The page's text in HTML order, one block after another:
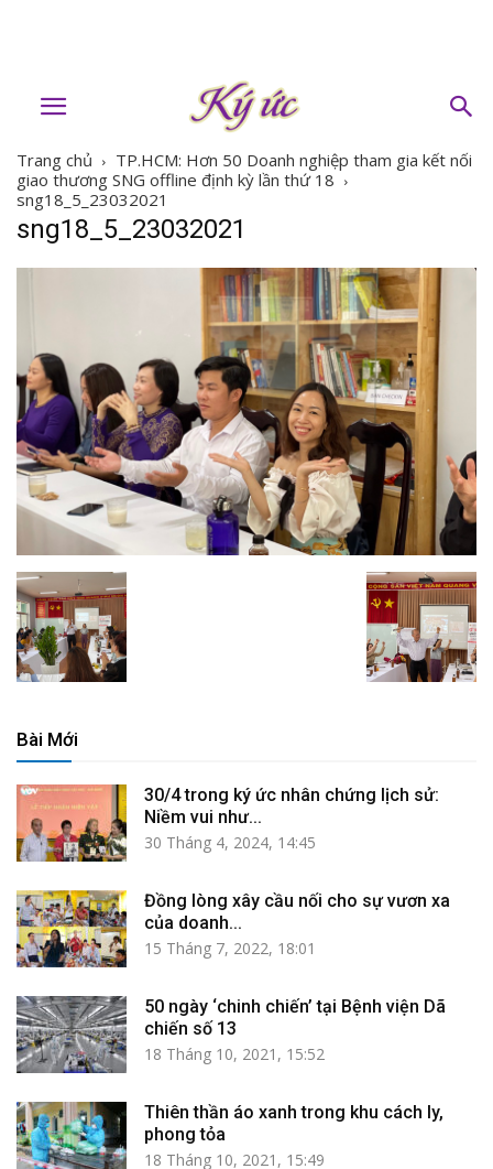
Trang chủ
TP.HCM: Hơn 50 Doanh nghiệp tham gia kết nối
giao thương SNG offline định kỳ lần thứ 18
sng18_5_23032021
sng18_5_23032021
Bài Mới
30/4 trong ký ức nhân chứng lịch sử:
Niềm vui như...
30 Tháng 4, 2024, 14:45
Đồng lòng xây cầu nối cho sự vươn xa
của doanh...
15 Tháng 7, 2022, 18:01
50 ngày ‘chinh chiến’ tại Bệnh viện Dã
chiến số 13
18 Tháng 10, 2021, 15:52
Thiên thần áo xanh trong khu cách ly,
phong tỏa
18 Tháng 10, 2021, 15:49